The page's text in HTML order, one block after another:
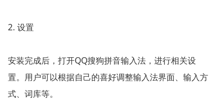
2. 设置
安装完成后，打开QQ搜狗拼音输入法，进行相关设
置。用户可以根据自己的喜好调整输入法界面、输入方
式、词库等。